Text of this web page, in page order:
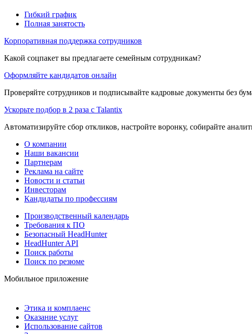
Гибкий график
Полная занятость
Корпоративная поддержка сотрудников
Какой соцпакет вы предлагаете семейным сотрудникам?
Оформляйте кандидатов онлайн
Проверяйте сотрудников и подписывайте кадровые документы без
Ускорьте подбор в 2 раза с Talantix
Автоматизируйте сбор откликов, настройте воронку, собирайте
О компании
Наши вакансии
Партнерам
Реклама на сайте
Новости и статьи
Инвесторам
Кандидаты по профессиям
Производственный календарь
Требования к ПО
Безопасный HeadHunter
HeadHunter API
Поиск работы
Поиск по резюме
Мобильное приложение
Этика и комплаенс
Оказание услуг
Использование сайтов